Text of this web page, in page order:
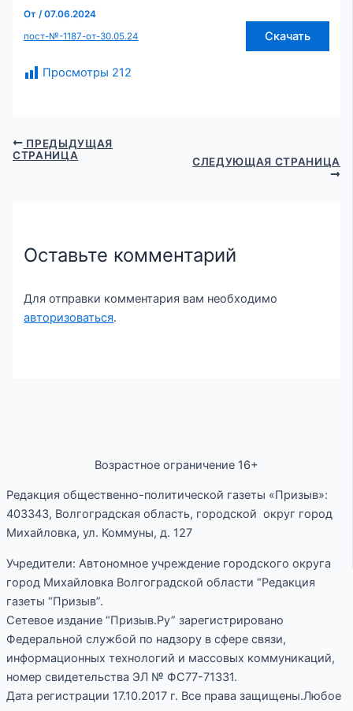
От/07.06.2024
пост-№-1187-от-30.05.24
Скачать
Просмотры 212
ПРЕДЫДУЩАЯ
СТРАНИЦА
СЛЕДУЮЩАЯ СТРАНИЦА
Оставьте комментарий
Для отправки комментария вам необходимо
авторизоваться.
Возрастное ограничение 16+
Редакция общественно-политической газеты «Призыв»:
403343, Волгоградская область, городской округ город
Михайловка, ул. Коммуны, д. 127
Учредители: Автономное учреждение городского округа
город Михайловка Волгоградской области “Редакция
газеты “Призыв”.
Сетевое издание “Призыв.Ру” зарегистрировано
Федеральной службой по надзору в сфере связи,
информационных технологий и массовых коммуникаций,
номер свидетельства ЭЛ № ФС77-71331.
Дата регистрации 17.10.2017 г. Все права защищены.Любое